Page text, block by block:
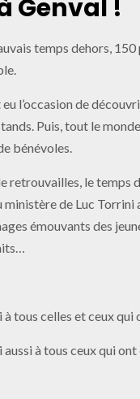
Genval !
temps dehors,
l’occasion de
Puis, tout le
bénévoles.
retrouvailles, le temps
de Luc Torrini
émouvants des
tous celles et ceux qui
à tous ceux qui